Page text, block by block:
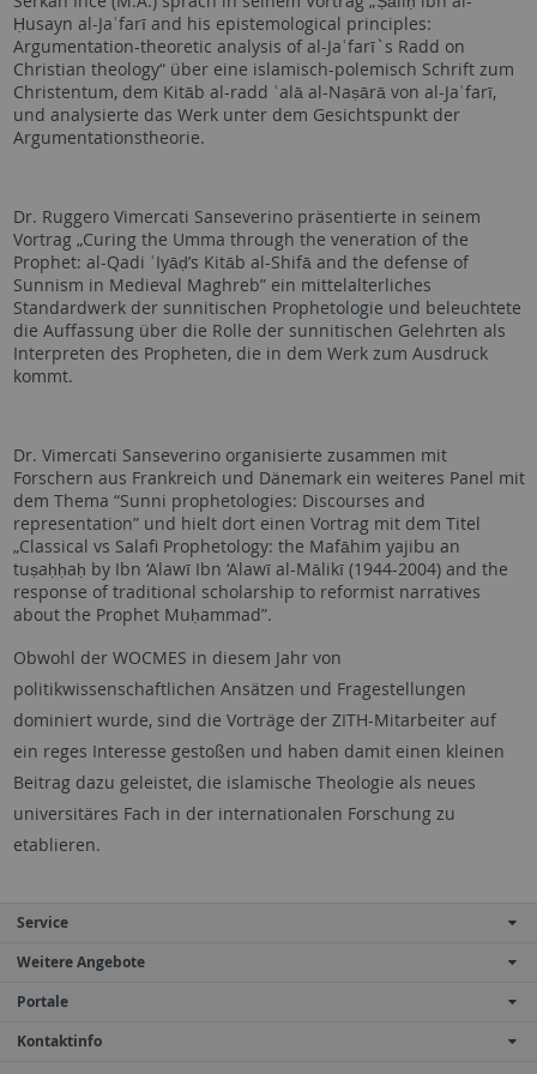
Ḥusayn al-Jaʿfarī and his epistemological principles:
Argumentation-theoretic analysis of al-Jaʿfarī`s Radd on
Christian theology“ über eine islamisch-polemisch Schrift zum
Christentum, dem Kitāb al-radd ʿalā al-Naṣārā von al-Jaʿfarī,
und analysierte das Werk unter dem Gesichtspunkt der
Argumentationstheorie.
Dr. Ruggero Vimercati Sanseverino präsentierte in seinem
Vortrag „Curing the Umma through the veneration of the
Prophet: al-Qadi ʿIyāḍ’s Kitāb al-Shifā and the defense of
Sunnism in Medieval Maghreb” ein mittelalterliches
Standardwerk der sunnitischen Prophetologie und beleuchtete
die Auffassung über die Rolle der sunnitischen Gelehrten als
Interpreten des Propheten, die in dem Werk zum Ausdruck
kommt.
Dr. Vimercati Sanseverino organisierte zusammen mit
Forschern aus Frankreich und Dänemark ein weiteres Panel mit
dem Thema “Sunni prophetologies: Discourses and
representation” und hielt dort einen Vortrag mit dem Titel
„Classical vs Salafi Prophetology: the Mafāhim yajibu an
tuṣaḥḥaḥ by Ibn ‘Alawī Ibn ‘Alawī al-Mālikī (1944-2004) and the
response of traditional scholarship to reformist narratives
about the Prophet Muḥammad”.
Obwohl der WOCMES in diesem Jahr von
politikwissenschaftlichen Ansätzen und Fragestellungen
dominiert wurde, sind die Vorträge der ZITH-Mitarbeiter auf
ein reges Interesse gestoßen und haben damit einen kleinen
Beitrag dazu geleistet, die islamische Theologie als neues
universitäres Fach in der internationalen Forschung zu
etablieren.
Service
Weitere Angebote
Portale
Kontaktinfo